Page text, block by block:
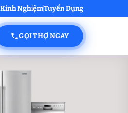
Kinh NghiệmTuyển Dụng
GỌI THỢ NGAY